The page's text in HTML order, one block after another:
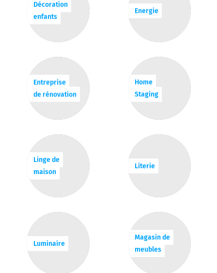
Décoration
enfants
Energie
Entreprise
de rénovation
Home
Staging
Linge de
maison
Literie
Luminaire
Magasin de
meubles